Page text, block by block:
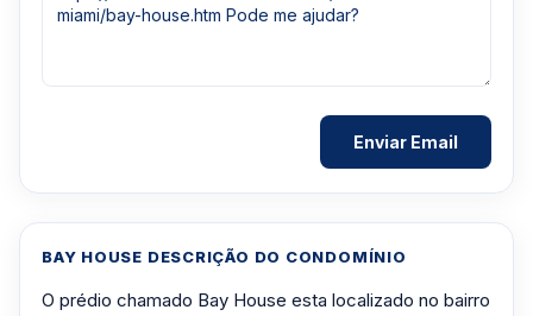
BAY HOUSE DESCRIÇÃO DO CONDOMÍNIO
O prédio chamado Bay House esta localizado no bairro